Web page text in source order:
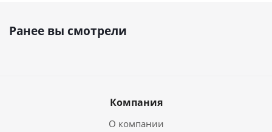
Ранее вы смотрели
Компания
О компании